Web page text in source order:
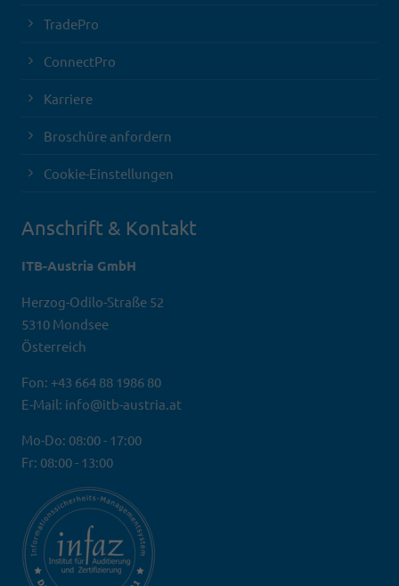
TradePro
ConnectPro
Karriere
Broschüre anfordern
Cookie-Einstellungen
Anschrift & Kontakt
ITB-Austria GmbH
Herzog-Odilo-Straße 52
5310 Mondsee
Österreich
Fon: +43 664 88 1986 80
E-Mail: info@itb-austria.at
Mo-Do: 08:00 - 17:00
Fr: 08:00 - 13:00